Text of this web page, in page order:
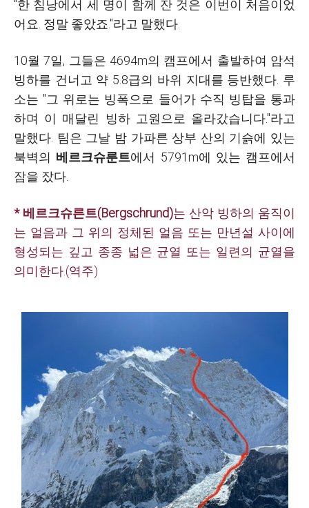
"한 침낭에서 세 명이 함께 잔 것은 이번이 처음이었
어요. 정말 좋았죠."라고 말했다.
10월 7일, 그들은 4694m의 캠프에서 출발하여 암석
빙하를 건너고 약 5.8급의 바위 지대를 등반했다. 루
소는 "그 위로는 빙폭으로 들어가 수직 빙탑을 통과
하며 이 매달린 빙하 고원으로 올라갔습니다."라고
말했다. 팀은 그날 밤 가파른 상부 산의 기슭에 있는
북벽의 베르크슈룬트에서 5791m에 있는 캠프에서
잠을 잤다.
* 베르크슈른트(Bergschrund)는 산악 빙하의 움직이
는 얼음과 그 위의 정체된 얼음 또는 만년설 사이에
형성되는 깊고 종종 넓은 균열 또는 일련의 균열을
의미한다.(역주)